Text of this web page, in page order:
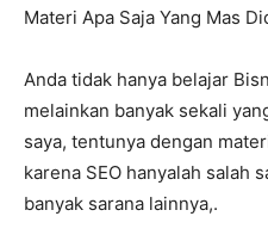
Materi Apa Saja Yang Mas
Anda tidak hanya belajar
melainkan banyak sekali
saya, tentunya dengan
karena SEO hanyalah salah
banyak sarana lainnya,.